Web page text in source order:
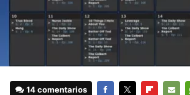
14 comentarios